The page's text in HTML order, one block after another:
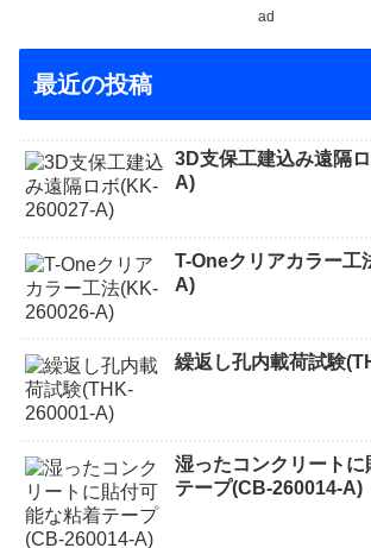
ad
最近の投稿
3D支保工建込み遠隔
A)
T-Oneクリアカラー工
A)
繰返し孔内載荷試験
湿ったコンクリート
テープ(CB-260014-A)